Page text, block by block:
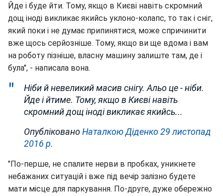
Йде і буде йти. Тому, якщо в Києві навіть скромний
дощ іноді викликає якийсь уклоно-колапс, то так і сніг,
який поки і не думає припинятися, може спричинити
вже щось серйозніше. Тому, якщо ви ще вдома і вам
на роботу пізніше, власну машину залиште там, де і
була", - написала вона.
Ніби й невеликий масив снігу. Альо це - ніби.
Йде і йтиме. Тому, якщо в Києві навіть
скромний дощ іноді викликає якийсь...
ОпублікованоНаталкою Діденко29 листопад
2016 р.
"По-перше, не спалите нерви в пробках, уникнете
небажаних ситуацій і вже під вечір залізно будете
мати місце для паркування. По-друге, дуже обережно